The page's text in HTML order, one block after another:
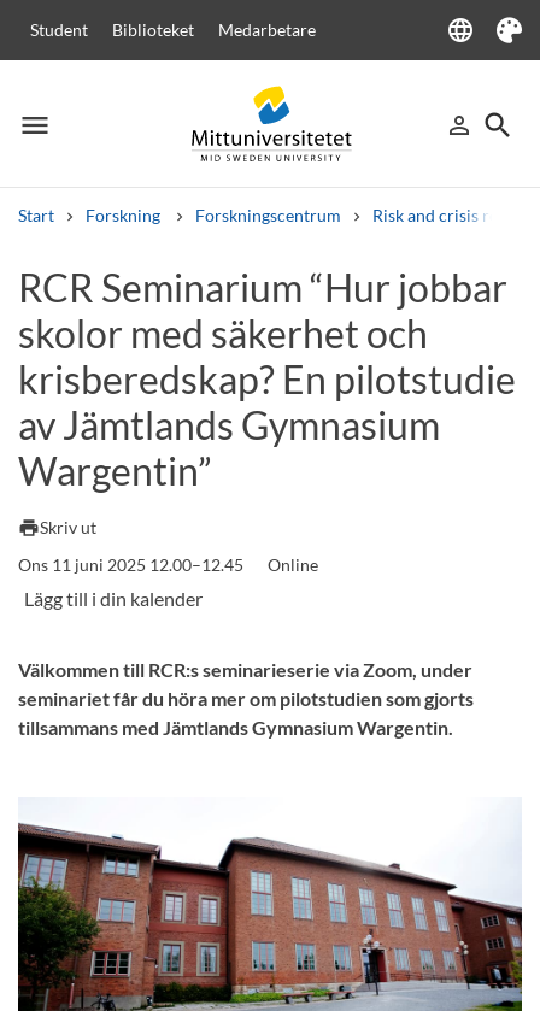
Student Biblioteket Medarbetare language
Language
Tema
menu
Meny person_outline
Logga in
search
Sök
Start Forskning Forskningscentrum Risk and crisis
Andra söktjänster
Kurser och program Kursplaner VälkomstbrevPersonal
Lediga jobb
RCR Seminarium “Hur jobbar
skolor med säkerhet och
krisberedskap? En pilotstudie
av Jämtlands Gymnasium
Wargentin”
printSkriv ut
Ons 11 juni 2025 12.00–12.45
Online
Välkommen till RCR:s seminarieserie via Zoom, under
seminariet får du höra mer om pilotstudien som gjorts
tillsammans med Jämtlands Gymnasium Wargentin.